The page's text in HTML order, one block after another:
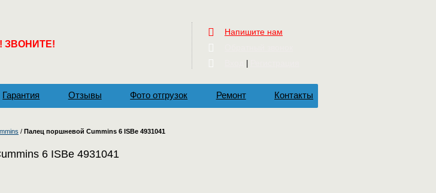
ЗВОНИТЕ!
Напишите нам
|
Гарантия Отзывы Фото отгрузок Ремонт Контакты
/ Палец поршневой Cummins 6 ISBe 4931041
6 ISBe 4931041